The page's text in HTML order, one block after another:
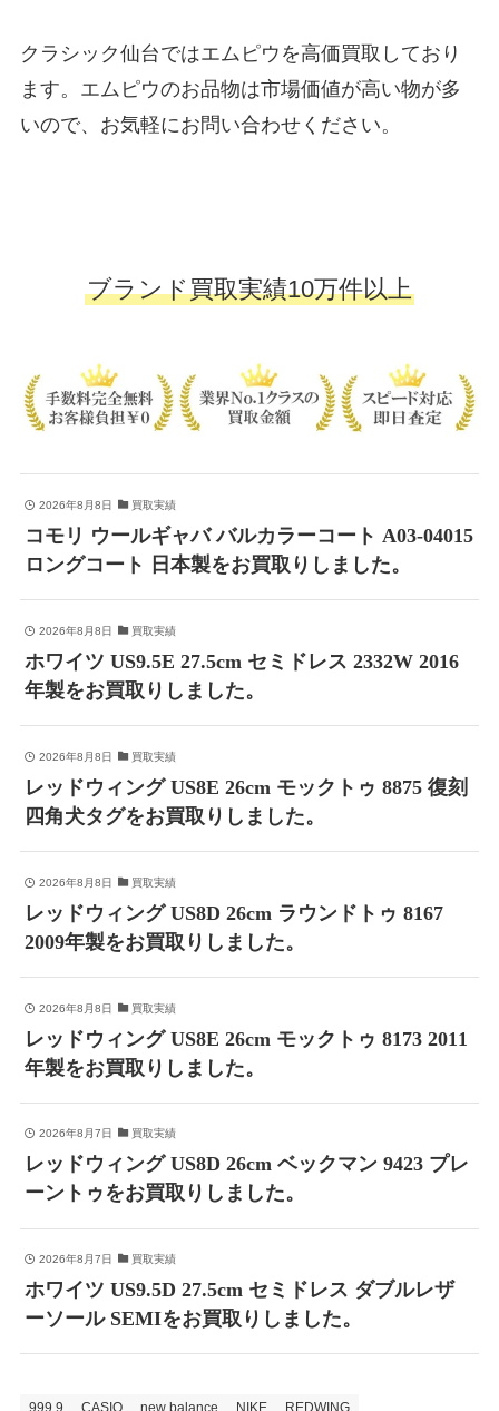
クラシック仙台ではエムピウを高価買取しており
ます。エムピウのお品物は市場価値が高い物が多
いので、お気軽にお問い合わせください。
ブランド買取実績10万件以上
2026年8月8日 買取実績
コモリ ウールギャバ バルカラーコート A03-04015
ロングコート 日本製をお買取りしました。
2026年8月8日 買取実績
ホワイツ US9.5E 27.5cm セミドレス 2332W 2016
年製をお買取りしました。
2026年8月8日 買取実績
レッドウィング US8E 26cm モックトゥ 8875 復刻
四角犬タグをお買取りしました。
2026年8月8日 買取実績
レッドウィング US8D 26cm ラウンドトゥ 8167
2009年製をお買取りしました。
2026年8月8日 買取実績
レッドウィング US8E 26cm モックトゥ 8173 2011
年製をお買取りしました。
2026年8月7日 買取実績
レッドウィング US8D 26cm ベックマン 9423 プレ
ーントゥをお買取りしました。
2026年8月7日 買取実績
ホワイツ US9.5D 27.5cm セミドレス ダブルレザ
ーソール SEMIをお買取りしました。
999.9 CASIO new balance NIKE
REDWING